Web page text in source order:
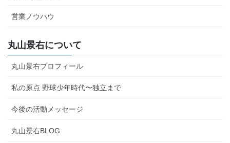
営業ノウハウ
丸山景右について
丸山景右プロフィール
私の原点 野球少年時代〜独立まで
今後の活動メッセージ
丸山景右BLOG